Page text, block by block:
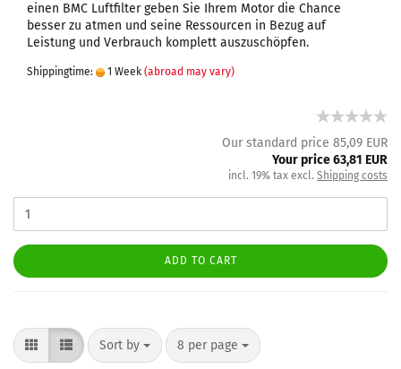
einen BMC Luftfilter geben Sie Ihrem Motor die Chance
besser zu atmen und seine Ressourcen in Bezug auf
Leistung und Verbrauch komplett auszuschöpfen.
Shippingtime: 1 Week (abroad may vary)
Our standard price 85,09 EUR
Your price 63,81 EUR
incl. 19% tax excl. Shipping costs
ADD TO CART
Sort by 8 per page